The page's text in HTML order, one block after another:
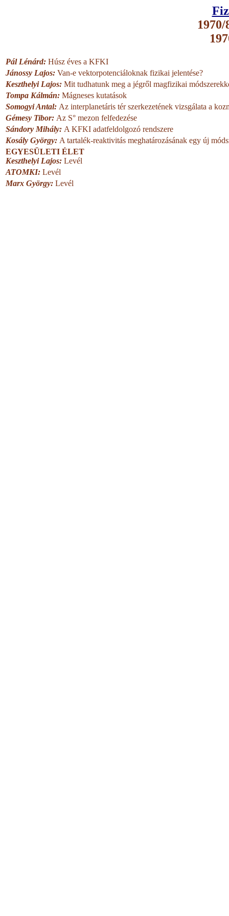
1970/
Pál Lénárd: Húsz éves a KFKI
Jánossy Lajos: Van-e vektorpotenciáloknak fizikai jelentése?
Keszthelyi Lajos: Mit tudhatunk meg a jégről magfizikai
Tompa Kálmán: Mágneses kutatások
Somogyi Antal: Az interplanetáris tér szerkezetének vizsgálata a
Gémesy Tibor: Az S° mezon felfedezése
Sándory Mihály: A KFKI adatfeldolgozó rendszere
Kosály György: A tartalék-reaktivitás meghatározásának egy új
EGYESÜLETI ÉLET
Keszthelyi Lajos: Levél
ATOMKI: Levél
Marx György: Levél